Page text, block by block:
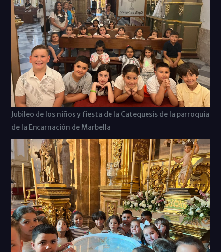
Jubileo de los niños y fiesta de la Catequesis de la parroquia
de la Encarnación de Marbella